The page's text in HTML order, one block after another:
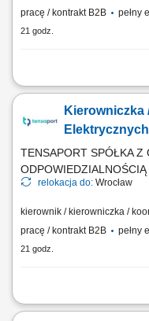
pracę / kontrakt B2B
pełny
21 godz.
Zadania: Kontrola
konstrukcji wsporczych oraz
ZarządzanieElektrycznych
TENSAPORT SPÓŁKA Z
ODPOWIEDZIALNOŚCIĄ
relokacja do: Wrocław
kierownik / kierowniczka /
pracę / kontrakt B2B
pełny
21 godz.
Zadania: Operacyjne